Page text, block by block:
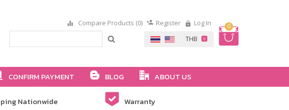
0
Compare Products (0) Register Log In
CONFIRM PAYMENT BLOG ABOUT US
Nationwide Warranty